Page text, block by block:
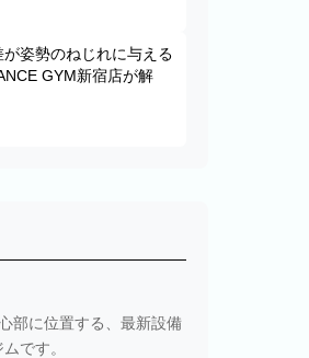
姿勢のねじれに与える
GYM新宿店が解
部に位置する、最新設備
です。